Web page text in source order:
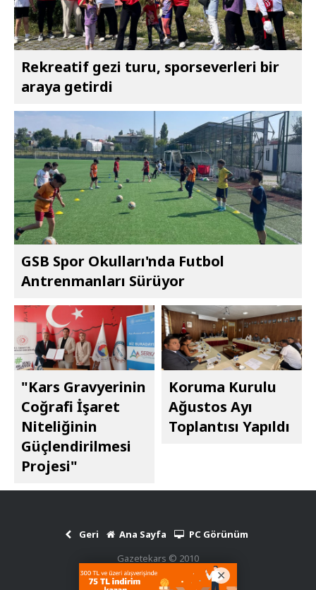
Rekreatif gezi turu, sporseverleri bir
araya getirdi
GSB Spor Okulları'nda Futbol
Antrenmanları Sürüyor
"Kars Gravyerinin
Coğrafi İşaret
Niteliğinin
Güçlendirilmesi
Projesi"
Koruma Kurulu
Ağustos Ayı
Toplantısı Yapıldı
Geri Ana Sayfa
PC Görünüm
Gazetekars © 2010
Haber Scripti